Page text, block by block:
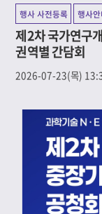
행사 사전등록 행사
제2차 국가연구
권역별 간담회
2026-07-23(목)